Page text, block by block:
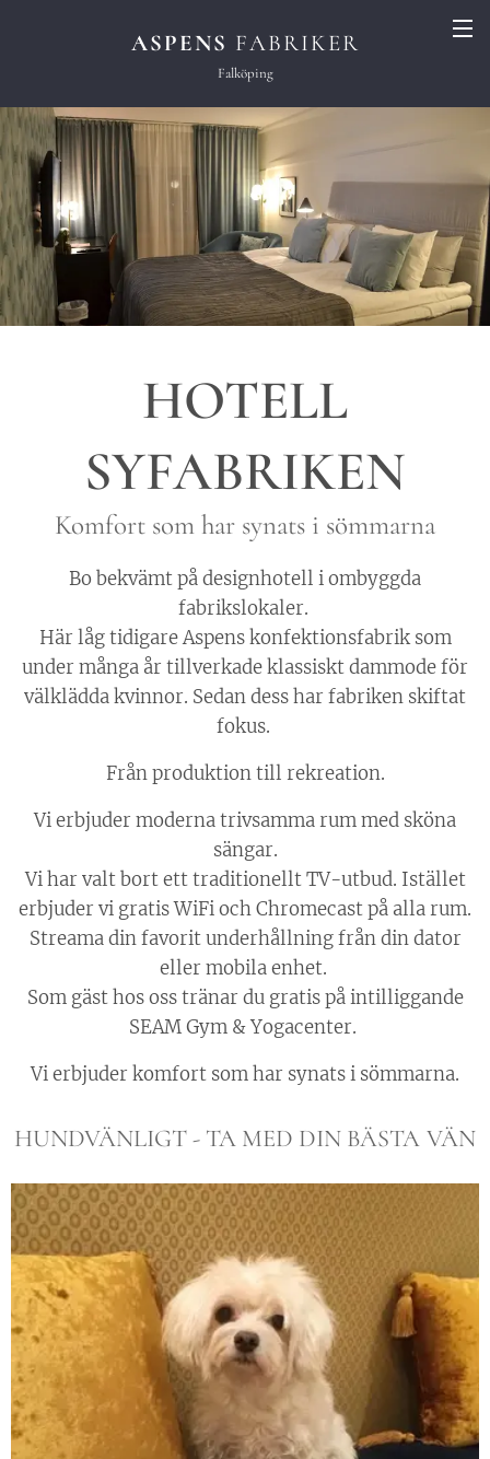
ASPENS FABRIKER
Falköping
HOTELL
SYFABRIKEN
Komfort som har synats i sömmarna
Bo bekvämt på designhotell i ombyggda
fabrikslokaler.
Här låg tidigare Aspens konfektionsfabrik som
under många år tillverkade klassiskt dammode för
välklädda kvinnor. Sedan dess har fabriken skiftat
fokus.
Från produktion till rekreation.
Vi erbjuder moderna trivsamma rum med sköna
sängar.
Vi har valt bort ett traditionellt TV-utbud. Istället
erbjuder vi gratis WiFi och Chromecast på alla rum.
Streama din favorit underhållning från din dator
eller mobila enhet.
Som gäst hos oss tränar du gratis på intilliggande
SEAM Gym & Yogacenter.
Vi erbjuder komfort som har synats i sömmarna.
HUNDVÄNLIGT - TA MED DIN BÄSTA VÄN